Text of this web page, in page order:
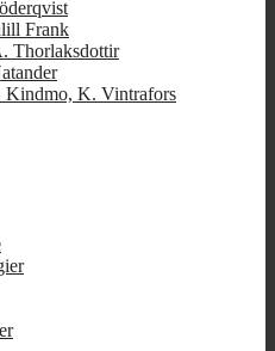
Frank
Thorlaksdottir
Kindmo, K. Vintrafors